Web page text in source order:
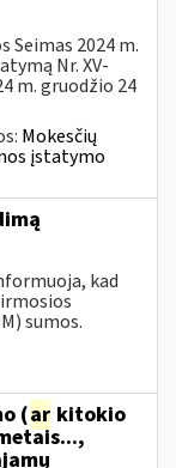
Seimas 2024 m.
Nr. XV-
m. gruodžio 24
Mokesčių
įstatymo
kad
sumos.
(ar kitokio